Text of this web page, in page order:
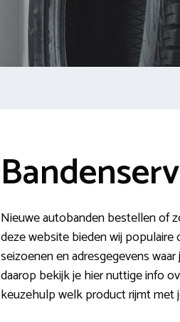
Nieuwe autobanden bestellen of
deze website bieden wij
seizoenen en adresgegevens
daarop bekijk je hier nuttige info
keuzehulp welk product rijmt met